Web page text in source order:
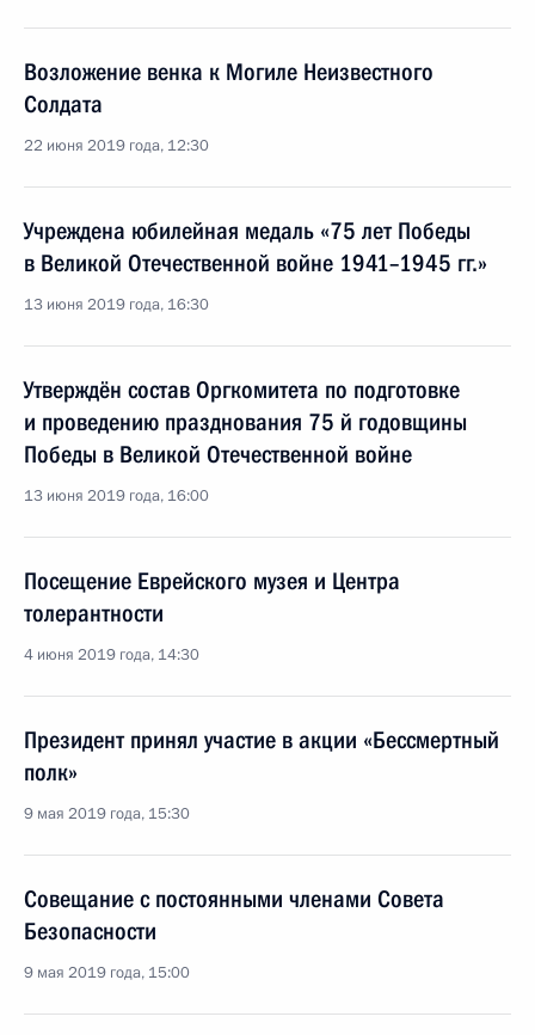
Возложение венка к Могиле Неизвестного
Солдата
22 июня 2019 года, 12:30
Учреждена юбилейная медаль «75 лет Победы
в Великой Отечественной войне 1941–1945 гг.»
13 июня 2019 года, 16:30
Утверждён состав Оргкомитета по подготовке
и проведению празднования 75 й годовщины
Победы в Великой Отечественной войне
13 июня 2019 года, 16:00
Посещение Еврейского музея и Центра
толерантности
4 июня 2019 года, 14:30
Президент принял участие в акции «Бессмертный
полк»
9 мая 2019 года, 15:30
Совещание с постоянными членами Совета
Безопасности
9 мая 2019 года, 15:00